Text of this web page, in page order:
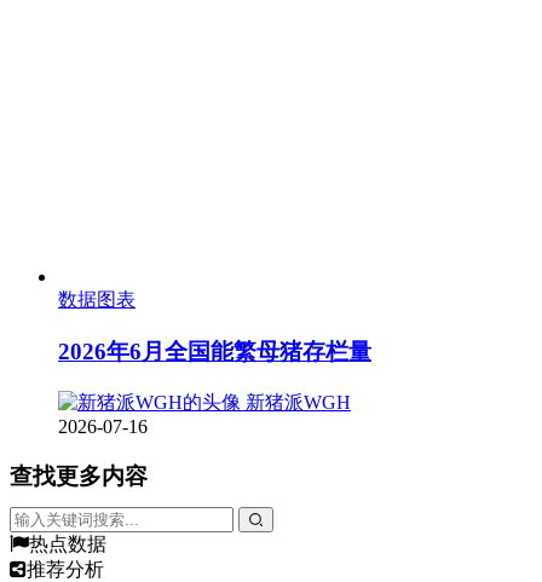
数据图表
2026年6月全国能繁母猪存栏量
新猪派WGH
2026-07-16
查找更多内容
热点数据
推荐分析